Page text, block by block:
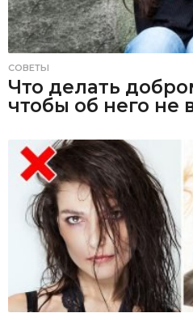
СОВЕТЫ
Что делать
чтобы об него не